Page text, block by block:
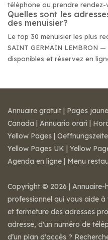
téléphone ou prendre rendez-
Quelles sont les
des menuisier?
Le top 30 menuisier les plus
SAINT GERMAIN LEMBRON
disponibles et réservez en
Annuaire gratuit | Pages jaune
Canada | Annuario orari |
Yellow Pages |
Yellow Pages UK | Yellow
Agenda en ligne | Menu
Copyright © 2026 | Annuaire-
professionnel qui vous aide à
et fermeture des adresses
adresse, d'un numéro de
d’un plan d'accès ?